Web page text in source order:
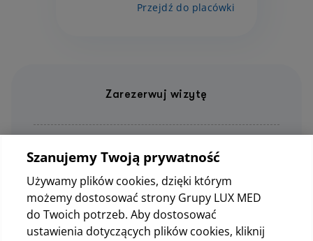
Przejdź do placówki
Zarezerwuj wizytę
LUX MED Szpital MAVIT Warszawa
Szanujemy Twoją prywatność
Używamy plików cookies, dzięki którym
możemy dostosować strony Grupy LUX MED
do Twoich potrzeb. Aby dostosować
ustawienia dotyczących plików cookies, kliknij